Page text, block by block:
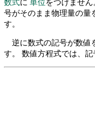
号がそのまま物理量の量
す。
逆に数式の記号が数値
す。 数値方程式では、記